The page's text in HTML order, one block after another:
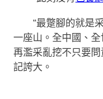
“最蹩腳的就是
一座山。全中國、
再濫采亂挖不只要
記誇大。